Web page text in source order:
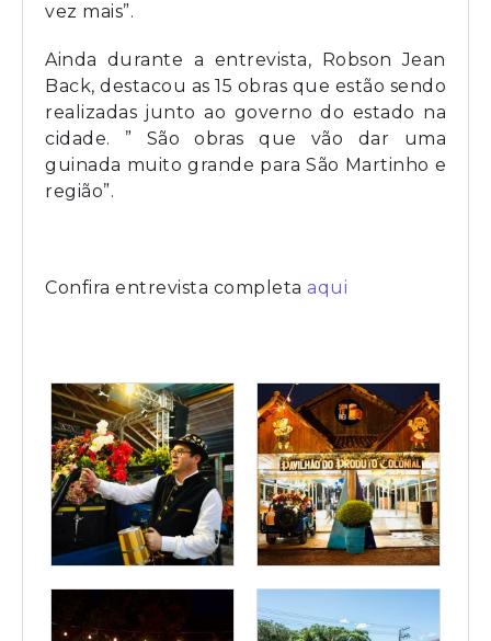
vez mais”.
Ainda durante a entrevista, Robson Jean
Back, destacou as 15 obras que estão sendo
realizadas junto ao governo do estado na
cidade. ” São obras que vão dar uma
guinada muito grande para São Martinho e
região”.
Confira entrevista completa aqui